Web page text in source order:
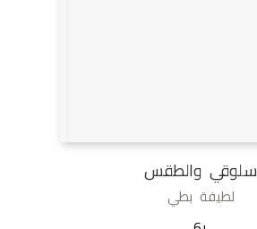
سلوقي والطقس
لطيفة بطي